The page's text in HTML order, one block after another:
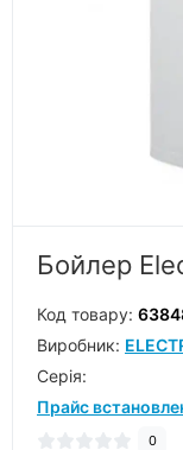
Бойлер
Код товару:
Виробник:
Серiя:
Прайс
0